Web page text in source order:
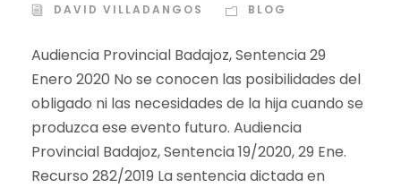
DAVID VILLADANGOS
BLOG
Audiencia Provincial Badajoz, Sentencia 29
Enero 2020 No se conocen las posibilidades del
obligado ni las necesidades de la hija cuando se
produzca ese evento futuro. Audiencia
Provincial Badajoz, Sentencia 19/2020, 29 Ene.
Recurso 282/2019 La sentencia dictada en